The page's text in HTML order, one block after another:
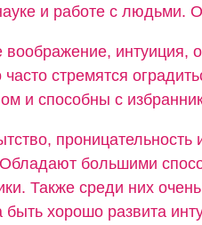
и работе с людьми.
воображение, интуиция,
часто стремятся
и способны с
большими
Также среди них
быть хорошо развита